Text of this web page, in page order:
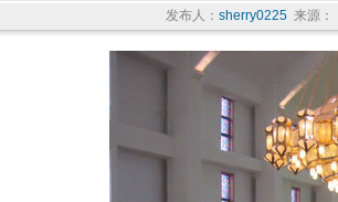
发布人： sherry0225来源：